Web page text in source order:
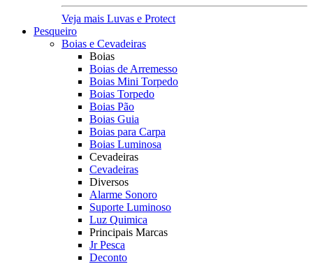
Veja mais Luvas e Protect
Pesqueiro
Boias e Cevadeiras
Boias
Boias de Arremesso
Boias Mini Torpedo
Boias Torpedo
Boias Pão
Boias Guia
Boias para Carpa
Boias Luminosa
Cevadeiras
Cevadeiras
Diversos
Alarme Sonoro
Suporte Luminoso
Luz Quimica
Principais Marcas
Jr Pesca
Deconto